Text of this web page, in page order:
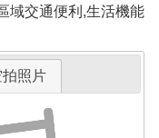
域交通便利,生活機能
拍照片